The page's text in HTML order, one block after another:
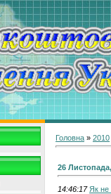
Головна » 2010
26
14:46:17 Як не